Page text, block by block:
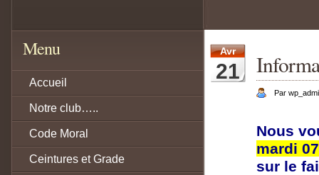
Menu
Accueil
Notre club…..
Code Moral
Ceintures et Grade
Avr
21
Par
Nous
mardi
sur le